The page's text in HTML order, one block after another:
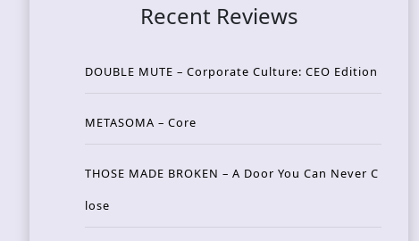
Recent Reviews
DOUBLE MUTE – Corporate Culture: CEO Edition
METASOMA – Core
THOSE MADE BROKEN – A Door You Can Never C
lose